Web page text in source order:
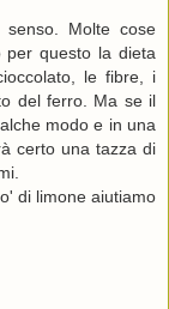
Molte cose
per questo la dieta
le fibre, i
del ferro. Ma se il
modo e in una
certo una tazza di
di limone aiutiamo